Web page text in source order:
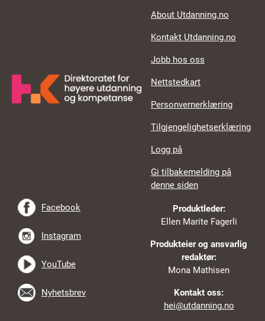
About Utdanning.no
Kontakt Utdanning.no
Jobb hos oss
Nettstedkart
Personvernerklæring
Tilgjengelighetserklæring
Logg på
Gi tilbakemelding på
denne siden
Produktleder:
Ellen Marite Fagerli
Produkteier og ansvarlig
redaktør:
Mona Mathisen
Kontakt oss:
hei@utdanning.no
Facebook
Instagram
YouTube
Nyhetsbrev